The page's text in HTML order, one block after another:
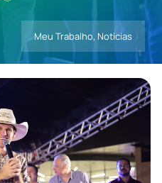
Meu Trabalho, Notícias